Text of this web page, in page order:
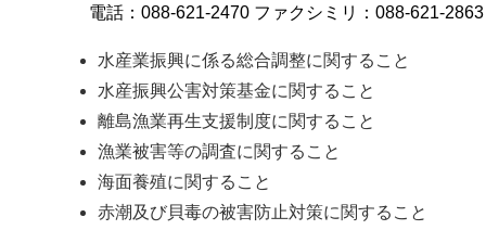
電話：088-621-2470 ファクシミリ：088-621-2863
水産業振興に係る総合調整に関すること
水産振興公害対策基金に関すること
離島漁業再生支援制度に関すること
漁業被害等の調査に関すること
海面養殖に関すること
赤潮及び貝毒の被害防止対策に関すること